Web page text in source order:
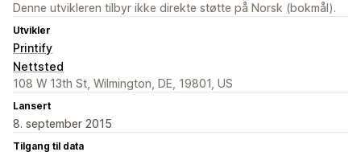
Denne utvikleren tilbyr ikke direkte støtte på Norsk (bokmål).
Utvikler
Printify
Nettsted
108 W 13th St, Wilmington, DE, 19801, US
Lansert
8. september 2015
Tilgang til data